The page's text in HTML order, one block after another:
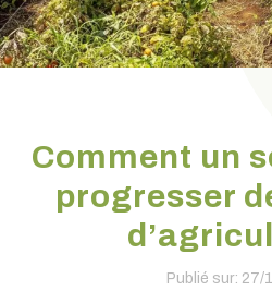
Comment un
progresser
Publié sur: 27/